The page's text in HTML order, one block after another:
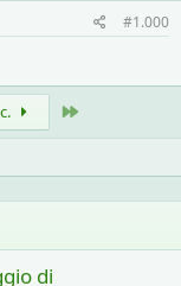
#1.000
di